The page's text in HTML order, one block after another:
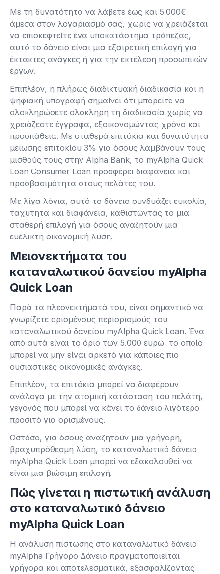
Με τη δυνατότητα να λάβετε έως και 5.000€
άμεσα στον λογαριασμό σας, χωρίς να χρειάζεται
να επισκεφτείτε ένα υποκατάστημα τράπεζας,
αυτό το δάνειο είναι μια εξαιρετική επιλογή για
έκτακτες ανάγκες ή για την εκτέλεση προσωπικών
έργων.
Επιπλέον, η πλήρως διαδικτυακή διαδικασία και η
ψηφιακή υπογραφή σημαίνει ότι μπορείτε να
ολοκληρώσετε ολόκληρη τη διαδικασία χωρίς να
χρειάζεστε έγγραφα, εξοικονομώντας χρόνο και
προσπάθεια. Με σταθερά επιτόκια και δυνατότητα
μείωσης επιτοκίου 3% για όσους λαμβάνουν τους
μισθούς τους στην Alpha Bank, το myAlpha Quick
Loan Consumer Loan προσφέρει διαφάνεια και
προσβασιμότητα στους πελάτες του.
Με λίγα λόγια, αυτό το δάνειο συνδυάζει ευκολία,
ταχύτητα και διαφάνεια, καθιστώντας το μια
σταθερή επιλογή για όσους αναζητούν μια
ευέλικτη οικονομική λύση.
Μειονεκτήματα του
καταναλωτικού δανείου myAlpha
Quick Loan
Παρά τα πλεονεκτήματά του, είναι σημαντικό να
γνωρίζετε ορισμένους περιορισμούς του
καταναλωτικού δανείου myAlpha Quick Loan. Ένα
από αυτά είναι το όριο των 5.000 ευρώ, το οποίο
μπορεί να μην είναι αρκετό για κάποιες πιο
ουσιαστικές οικονομικές ανάγκες.
Επιπλέον, τα επιτόκια μπορεί να διαφέρουν
ανάλογα με την ατομική κατάσταση του πελάτη,
γεγονός που μπορεί να κάνει το δάνειο λιγότερο
προσιτό για ορισμένους.
Ωστόσο, για όσους αναζητούν μια γρήγορη,
βραχυπρόθεσμη λύση, το καταναλωτικό δάνειο
myAlpha Quick Loan μπορεί να εξακολουθεί να
είναι μια βιώσιμη επιλογή.
Πώς γίνεται η πιστωτική ανάλυση
στο καταναλωτικό δάνειο
myAlpha Quick Loan
Η ανάλυση πίστωσης στο καταναλωτικό δάνειο
myAlpha Γρήγορο Δάνειο πραγματοποιείται
γρήγορα και αποτελεσματικά, εξασφαλίζοντας